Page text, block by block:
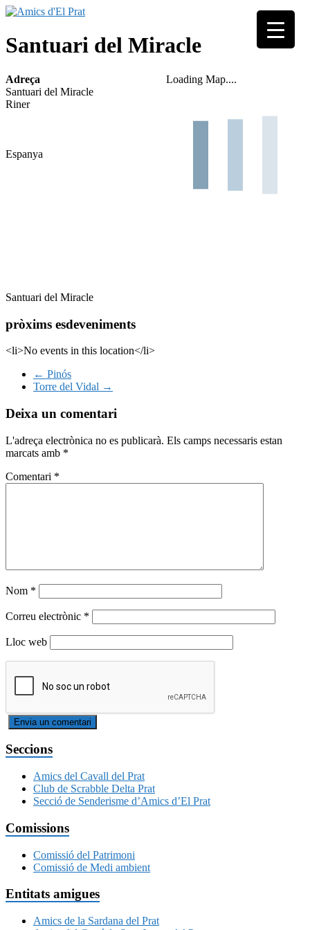
Skip
content
Amics
d'El
seixantenària
fer poble des
de la unió de
tots els
Santuari del Miracle
Loading Map....
Adreça
Santuari del Miracle
Riner
Espanya
Santuari del Miracle
pròxims esdeveniments
<li>No events in this location</li>
← Pinós
Torre del Vidal →
Deixa un comentari
L'adreça electrònica no es publicarà. Els camps necessaris estan
marcats amb *
Comentari *
Nom *
Correu electrònic *
Lloc web
Seccions
Amics del Cavall del Prat
Club de Scrabble Delta Prat
Secció de Senderisme d’Amics d’El Prat
Comissions
Comissió del Patrimoni
Comissió de Medi ambient
Entitats amigues
Amics de la Sardana del Prat